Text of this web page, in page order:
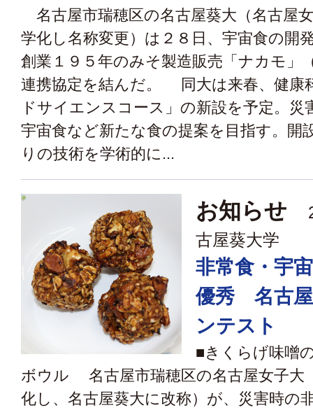
名古屋市瑞穂区の名古屋葵大（名古屋
学化し名称変更）は２８日、宇宙食の開
創業１９５年のみそ製造販売「ナカモ」
連携協定を結んだ。 同大は来春、健康
ドサイエンスコース」の新設を予定。災
宇宙食など新たな食の提案を目指す。開
りの技術を学術的に...
お知らせ
古屋葵大学
非常食・宇
優秀 名古
ンテスト
■きくらげ味噌
ボウル 名古屋市瑞穂区の名古屋女子大
化し、名古屋葵大に改称）が、災害時の